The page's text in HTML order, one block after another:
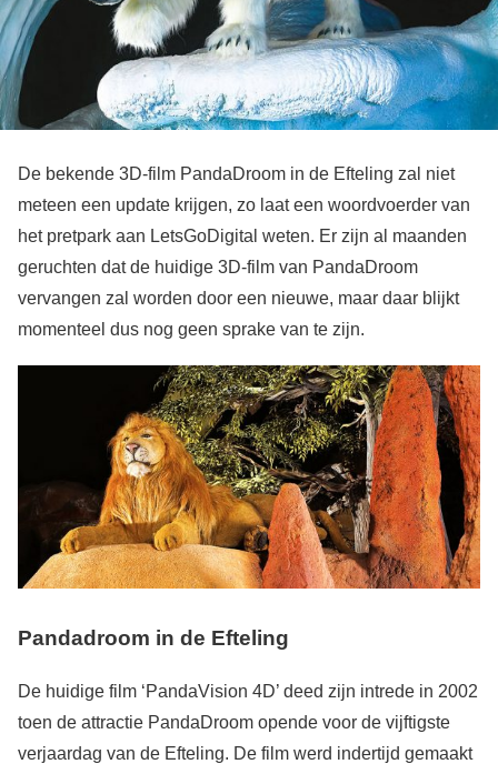
De bekende 3D-film PandaDroom in de Efteling zal niet
meteen een update krijgen, zo laat een woordvoerder van
het pretpark aan LetsGoDigital weten. Er zijn al maanden
geruchten dat de huidige 3D-film van PandaDroom
vervangen zal worden door een nieuwe, maar daar blijkt
momenteel dus nog geen sprake van te zijn.
Pandadroom in de Efteling
De huidige film ‘PandaVision 4D’ deed zijn intrede in 2002
toen de attractie PandaDroom opende voor de vijftigste
verjaardag van de Efteling. De film werd indertijd gemaakt